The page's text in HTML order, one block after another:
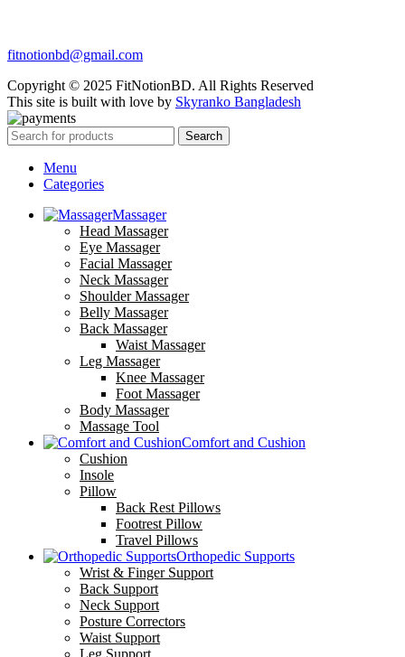
fitnotionbd@gmail.com
Copyright © 2025 FitNotionBD. All Rights Reserved
This site is built with love by Skyranko Bangladesh
Search
Menu
Categories
Massager
Head Massager
Eye Massager
Facial Massager
Neck Massager
Shoulder Massager
Belly Massager
Back Massager
Waist Massager
Leg Massager
Knee Massager
Foot Massager
Body Massager
Massage Tool
Comfort and Cushion
Cushion
Insole
Pillow
Back Rest Pillows
Footrest Pillow
Travel Pillows
Orthopedic Supports
Wrist & Finger Support
Back Support
Neck Support
Posture Correctors
Waist Support
Leg Support